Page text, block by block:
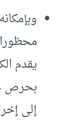
يقدم
بحرص
إلى